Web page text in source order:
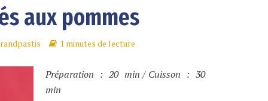
aux pommes
1 minutes de lecture
Préparation : 20 min / Cuisson : 30
min